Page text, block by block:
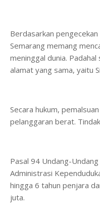
Berdasarkan
Semarang memang
meninggal dunia.
alamat yang sama, yaitu
Secara hukum,
pelanggaran berat.
Pasal 94 Undang-
Administrasi
hingga 6 tahun penjara
juta.